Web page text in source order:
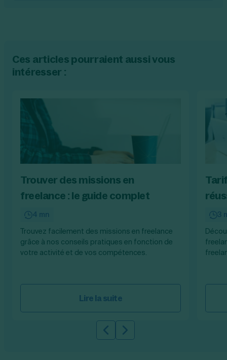
Ces articles pourraient aussi vous
intéresser :
Trouver des missions en
freelance : le guide complet
4 mn
Trouvez facilement des missions en freelance
grâce à nos conseils pratiques en fonction de
votre activité et de vos compétences.
Lire la suite
3
Slide précédente
Slide suivante